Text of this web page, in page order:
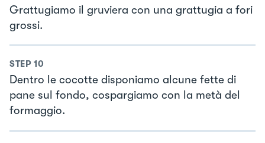
Grattugiamo il gruviera con una grattugia a fori
grossi.
STEP 10
Dentro le cocotte disponiamo alcune fette di
pane sul fondo, cospargiamo con la metà del
formaggio.